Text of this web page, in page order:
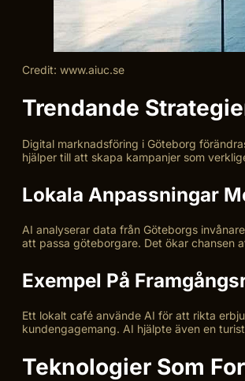
Credit: www.aiuc.se
Trendande
Digital marknadsföring i Göteborg
hjälper till att skapa kampanjer som
Lokala Anpassningar
AI analyserar data från Göteborgs
att passa göteborgare. Det ökar chansen
Exempel På
Ett lokalt café använde AI för att rikta
kundengagemang. AI hjälpte även en
Teknologier Som